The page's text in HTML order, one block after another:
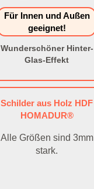
Für Innen und Außen
geeignet!
Wunderschöner Hinter-
Glas-Effekt
Schilder aus Holz HDF
HOMADUR®
Alle Größen sind 3mm
stark.